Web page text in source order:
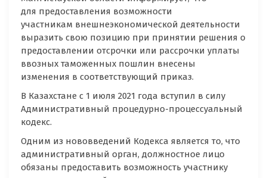
для предоставления возможности
участникам внешнеэкономической деятельности
выразить свою позицию при принятии решения о
предоставлении отсрочки или рассрочки уплаты
ввозных таможенных пошлин внесены
изменения в соответствующий приказ.
В Казахстане с 1 июля 2021 года вступил в силу
Административный процедурно-процессуальный
кодекс.
Одним из нововведений Кодекса является то, что
административный орган, должностное лицо
обязаны предоставить возможность участнику